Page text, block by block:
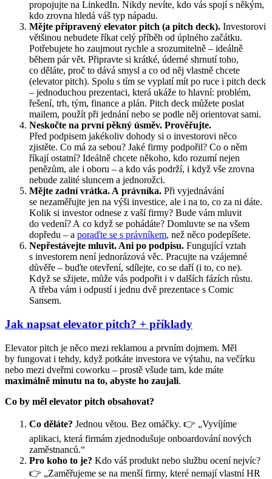
propojujte na LinkedIn. Nikdy nevíte, kdo vás spojí s někým,
kdo zrovna hledá váš typ nápadu.
Mějte připravený elevator pitch (a pitch deck). Investorovi
většinou nebudete říkat celý příběh od úplného začátku.
Potřebujete ho zaujmout rychle a srozumitelně – ideálně
během pár vět. Připravte si krátké, úderné shrnutí toho,
co děláte, proč to dává smysl a co od něj vlastně chcete
(elevator pitch). Spolu s tím se vyplatí mít po ruce i pitch deck
– jednoduchou prezentaci, která ukáže to hlavní: problém,
řešení, trh, tým, finance a plán. Pitch deck můžete poslat
mailem, použít při jednání nebo se podle něj orientovat sami.
Neskočte na první pěkný úsměv. Prověřujte.
Před podpisem jakékoliv dohody si o investorovi něco
zjistěte. Co má za sebou? Jaké firmy podpořil? Co o něm
říkají ostatní? Ideálně chcete někoho, kdo rozumí nejen
penězům, ale i oboru – a kdo vás podrží, i když vše zrovna
nebude zalité sluncem a jednorožci.
Mějte zadní vrátka. A právníka. Při vyjednávání
se nezaměřujte jen na výši investice, ale i na to, co za ni dáte.
Kolik si investor odnese z vaší firmy? Bude vám mluvit
do vedení? A co když se pohádáte? Domluvte se na všem
dopředu – a poraďte se s právníkem, než něco podepíšete.
Nepřestávejte mluvit. Ani po podpisu. Fungující vztah
s investorem není jednorázová věc. Pracujte na vzájemné
důvěře – buďte otevření, sdílejte, co se daří (i to, co ne).
Když se sžijete, může vás podpořit i v dalších fázích růstu.
A třeba vám i odpustí i jednu dvě prezentace s Comic
Sansem.
Jak napsat elevator pitch? + příklady
Elevator pitch je něco mezi reklamou a prvním dojmem. Měl
by fungovat i tehdy, když potkáte investora ve výtahu, na večírku
nebo mezi dveřmi coworku – prostě všude tam, kde máte
maximálně minutu na to, abyste ho zaujali.
Co by měl elevator pitch obsahovat?
Co děláte? Jednou větou. Bez omáčky. 👉 „Vyvíjíme
aplikaci, která firmám zjednodušuje onboardování nových
zaměstnanců.“
Pro koho to je? Kdo váš produkt nebo službu ocení nejvíc?
👉 „Zaměřujeme se na menší firmy, které nemají vlastní HR